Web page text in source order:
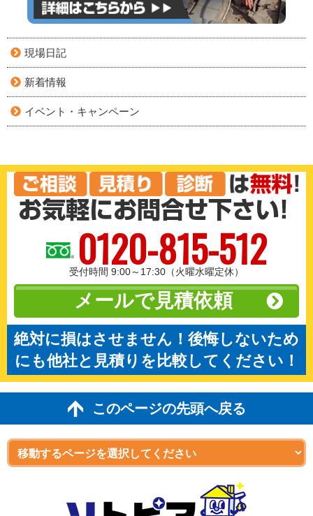
現場日記
新着情報
イベント・キャンペーン
0120-815-512
受付時間 9:00～17:30（火曜水曜定休）
メールで見積依頼
絶対に損はさせません！後悔しないため
にも他社と見積りを比較してください！
このページの先頭へ戻る